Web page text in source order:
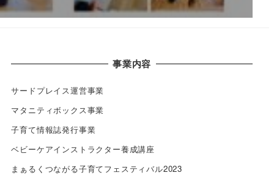
事業内容
サードプレイス運営事業
マタニティボックス事業
子育て情報誌発行事業
ベビーケアインストラクター養成講座
まぁるくつながる子育てフェスティバル2023